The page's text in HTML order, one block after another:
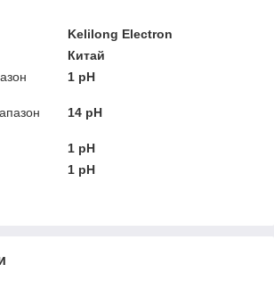
Kelilong Electron
Китай
1 pH
14 pH
1 pH
1 pH